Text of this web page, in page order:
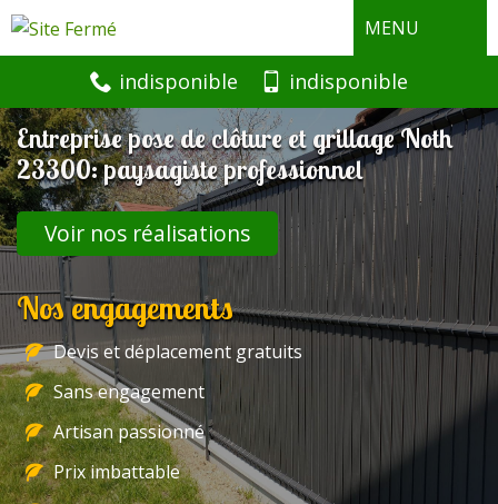
MENU
indisponible indisponible
Entreprise pose de clôture et grillage Noth
23300: paysagiste professionnel
Voir nos réalisations
Nos engagements
Devis et déplacement gratuits
Sans engagement
Artisan passionné
Prix imbattable